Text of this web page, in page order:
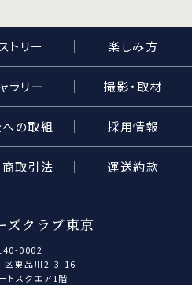
トリー 楽しみ方
ラリー 撮影・取材
の取組 採用情報
取引法 運送約款
ズクラブ東京
0002
区東品川2-3-16
トスクエア1階